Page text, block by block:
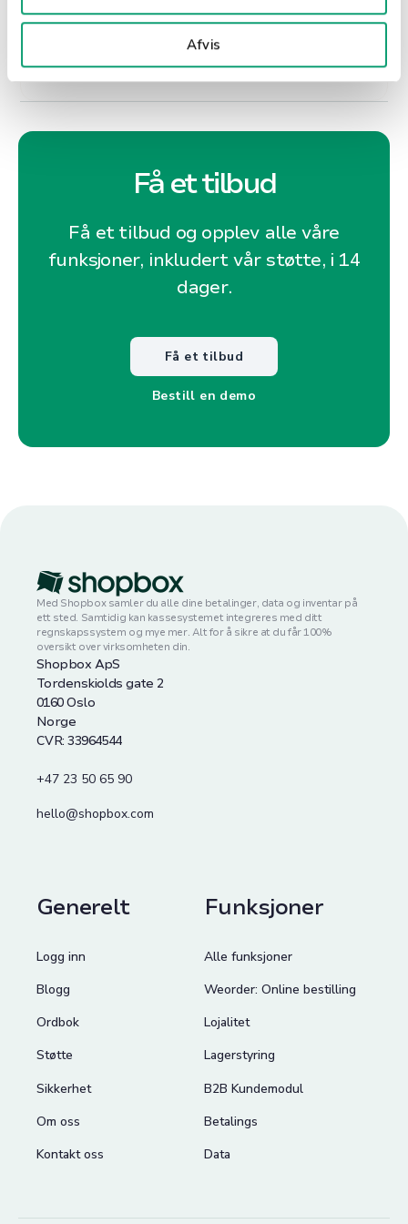
Afvis
Shopbox kjøper opp konkurrent: Les fem fordeler
Få et tilbud
Få et tilbud og opplev alle våre
funksjoner, inkludert vår støtte, i 14
dager.
Få et tilbud
Bestill en demo
Med Shopbox samler du alle dine betalinger, data og inventar på
ett sted. Samtidig kan kassesystemet integreres med ditt
regnskapssystem og mye mer. Alt for å sikre at du får 100%
oversikt over virksomheten din.
Shopbox ApS
Tordenskiolds gate 2
0160 Oslo
Norge
CVR: 33964544
+47 23 50 65 90
hello@shopbox.com
Generelt
Logg inn
Blogg
Ordbok
Støtte
Sikkerhet
Om oss
Kontakt oss
Funksjoner
Alle funksjoner
Weorder: Online bestilling
Lojalitet
Lagerstyring
B2B Kundemodul
Betalings
Data